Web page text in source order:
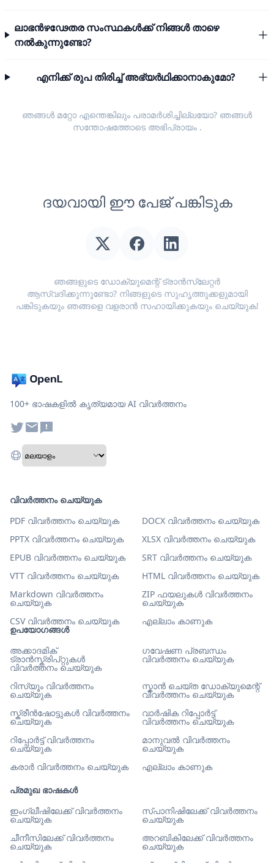
ലാഭൻഴഢേതര സംസ്ഥകൾക്ക് നിങ്ങൾ താഴെ
നൽകുന്നുണ്ടോ?
എനിക്ക് രുപ തിരിച്ച് അഭ്യർഥിക്കാനാകുമോ?
ഞങ്ങൾ മറ്റോ എന്തെങ്കിലും പരാമർശിച്ചില്ലയോ? ഞങ്ങൾ
സന്തോഷത്തോടെ അഭിപ്രായം.
ദയവായി ഈ പേജ് പങ്കിടുക
ഞങ്ങളുടെ ഡോക്യുമെന്റ് ട്രാൻസ്ലേറ്റർ
ആസ്വദിക്കുന്നുണ്ടോ? നിങ്ങളുടെ സുഹൃത്തുക്കളുമായി
പങ്കിടുകയും ഞങ്ങളെ വളരാൻ സഹായിക്കുകയും ചെയ്യുക!
100+ ഭാഷകളിൽ കൃത്യമായ AI വിവർത്തനം
ഉപയോഗങ്ങൾ
അക്കാദമിക്
ട്രാൻസ്ക്രിപ്റ്റുകൾ
വിവർത്തനം ചെയ്യുക
ഗവേഷണ പ്രബന്ധം
വിവർത്തനം ചെയ്യുക
റിസ്യൂം വിവർത്തനം
ചെയ്യുക
സ്കാൻ ചെയ്ത ഡോക്യുമെന്റ്
വിവർത്തനം ചെയ്യുക
സ്ക്രീൻഷോട്ടുകൾ വിവർത്തനം
ചെയ്യുക
വാർഷിക റിപ്പോർട്ട്
വിവർത്തനം ചെയ്യുക
റിപ്പോർട്ട് വിവർത്തനം
ചെയ്യുക
മാനുവൽ വിവർത്തനം
ചെയ്യുക
കരാർ വിവർത്തനം ചെയ്യുക
എല്ലാം കാണുക
പ്രമുഖ ഭാഷകൾ
ഇംഗ്ലീഷിലേക്ക് വിവർത്തനം
ചെയ്യുക
സ്പാനിഷിലേക്ക് വിവർത്തനം
ചെയ്യുക
ചീനീസിലേക്ക് വിവർത്തനം
ചെയ്യുക
അറബികിലേക്ക് വിവർത്തനം
ചെയ്യുക
വിവർത്തനം ചെയ്യുക
PDF വിവർത്തനം ചെയ്യുക
DOCX വിവർത്തനം ചെയ്യുക
PPTX വിവർത്തനം ചെയ്യുക
XLSX വിവർത്തനം ചെയ്യുക
EPUB വിവർത്തനം ചെയ്യുക
SRT വിവർത്തനം ചെയ്യുക
VTT വിവർത്തനം ചെയ്യുക
HTML വിവർത്തനം ചെയ്യുക
Markdown വിവർത്തനം
ചെയ്യുക
ZIP ഫയലുകൾ വിവർത്തനം
ചെയ്യുക
CSV വിവർത്തനം ചെയ്യുക
എല്ലാം കാണുക